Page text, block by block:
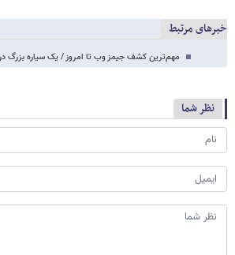
خبرهای مرتبط
مهم‌ترین کشف جیمز وب تا امروز / یک سیاره بزرگ
نظر شما